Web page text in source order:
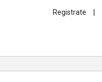
Registrate |